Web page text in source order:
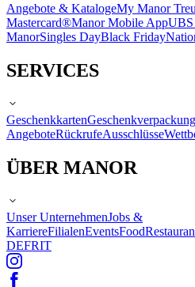
Angebote & KatalogeMy Manor
Mastercard®Manor Mobile App
ManorSingles DayBlack Friday
SERVICES
GeschenkkartenGeschenkverpackung
AngeboteRückrufeAusschlüsse
ÜBER MANOR
Unser UnternehmenJobs &
KarriereFilialenEventsFood
DEFRIT